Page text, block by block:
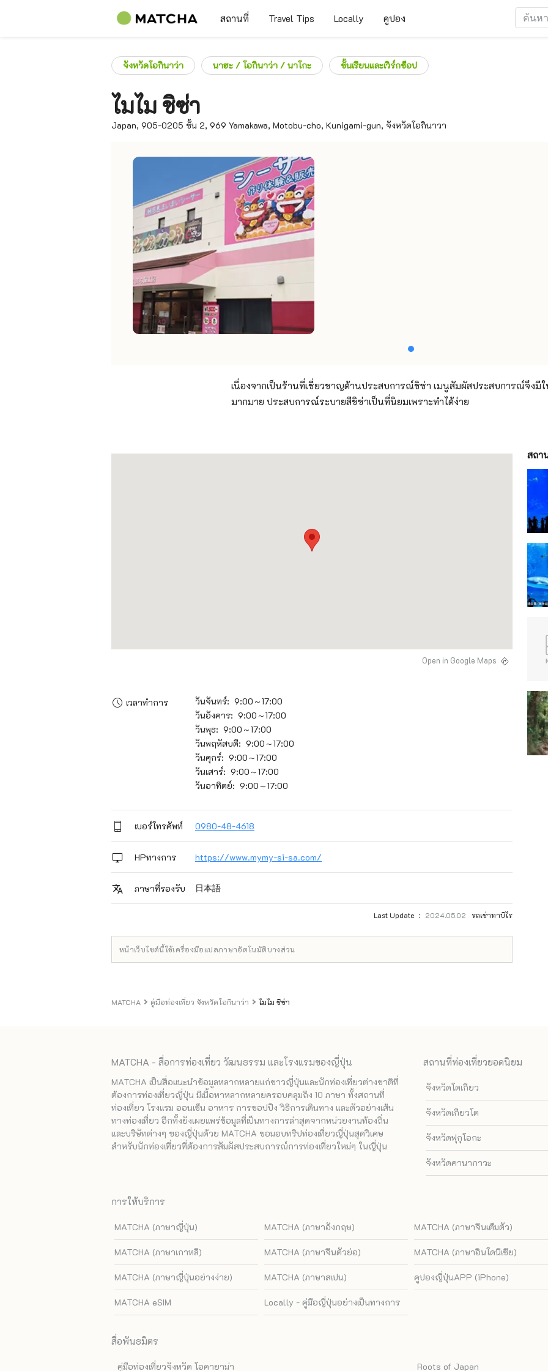
สถานที่ Travel Tips Locally คูปอง
จังหวัดโอกินาว่า นาฮะ / โอกินาว่า / นาโกะ ชั้นเรียนและเวิร์กช็อป
ไมไม ชิซ่า
Japan, 905-0205 ชั้น 2, 969 Yamakawa, Motobu-cho, Kunigami-gun, จังหวัดโอกินาวา
เนื่องจากเป็นร้านที่เชี่ยวชาญด้านประสบการณ์ชิซ่า เมนูสัมผัสประสบการณ์จึงมีใ
มากมาย ประสบการณ์ระบายสีชิซ่าเป็นที่นิยมเพราะทำได้ง่าย
Open in Google Maps
เวลาทำการ
วันจันทร์: 9:00～17:00
วันอังคาร: 9:00～17:00
วันพุธ: 9:00～17:00
วันพฤหัสบดี: 9:00～17:00
วันศุกร์: 9:00～17:00
วันเสาร์: 9:00～17:00
วันอาทิตย์: 9:00～17:00
เบอร์โทรศัพท์ 0980-48-4618
HPทางการ https://www.mymy-si-sa.com/
ภาษาที่รองรับ 日本語
Last Update ： 2024.05.02 รถเช่าทาบิไร
หน้าเว็บไซต์นี้ใช้เครื่องมือแปลภาษาอัตโนมัติบางส่วน
สถา
MATCHA คู่มือท่องเที่ยว จังหวัดโอกินาว่า ไมไม ชิซ่า
MATCHA - สื่อการท่องเที่ยว วัฒนธรรม และโรงแรมของญี่ปุ่น
MATCHA เป็นสื่อแนะนำข้อมูลหลากหลายแก่ชาวญี่ปุ่นและนักท่องเที่ยวต่างชาติที่
ต้องการท่องเที่ยวญี่ปุ่น มีเนื้อหาหลากหลายครอบคลุมถึง 10 ภาษา ทั้งสถานที่
ท่องเที่ยว โรงแรม ออนเซ็น อาหาร การชอปปิง วิธีการเดินทาง และตัวอย่างเส้น
ทางท่องเที่ยว อีกทั้งยังเผยแพร่ข้อมูลที่เป็นทางการล่าสุดจากหน่วยงานท้องถิ่น
และบริษัทต่างๆ ของญี่ปุ่นด้วย MATCHA ขอมอบทริปท่องเที่ยวญี่ปุ่นสุดวิเศษ
สำหรับนักท่องเที่ยวที่ต้องการสัมผัสประสบการณ์การท่องเที่ยวใหม่ๆ ในญี่ปุ่น
สถานที่ท่องเที่ยวยอดนิยม
จังหวัดโตเกียว
จังหวัดเกียวโต
จังหวัดฟุกุโอกะ
จังหวัดคานากาวะ
การให้บริการ
MATCHA (ภาษาญี่ปุ่น) MATCHA (ภาษาอังกฤษ) MATCHA (ภาษาจีนเต็มตัว)
MATCHA (ภาษาเกาหลี) MATCHA (ภาษาจีนตัวย่อ) MATCHA (ภาษาอินโดนีเซีย)
MATCHA (ภาษาญี่ปุ่นอย่างง่าย) MATCHA (ภาษาสเปน) คูปองญี่ปุ่นAPP (iPhone)
MATCHA eSIM Locally - คู่มือญี่ปุ่นอย่างเป็นทางการ
สื่อพันธมิตร
คู่มือท่องเที่ยวจังหวัด โอคายาม่า Roots of Japan